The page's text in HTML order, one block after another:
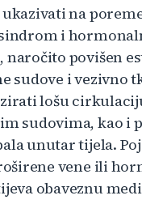
na
i
naročito povišen
sudove i vezivno
lošu
sudovima, kao i
unutar tijela.
vene ili
obaveznu